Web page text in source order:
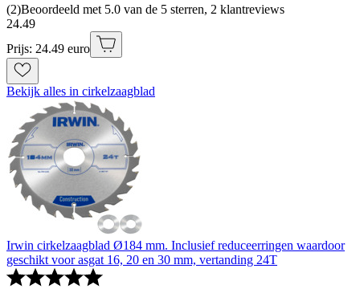
(2)Beoordeeld met 5.0 van de 5 sterren, 2 klantreviews
24.49
Prijs: 24.49 euro
Bekijk alles in cirkelzaagblad
Irwin cirkelzaagblad Ø184 mm. Inclusief reduceerringen waardoor
geschikt voor asgat 16, 20 en 30 mm, vertanding 24T